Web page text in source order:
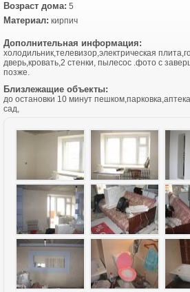
Возраст дома: 5
Материал: кирпич
Дополнительная информация:
холодильник,телевизор,электрическая
дверь,кровать,2 стенки, пылесос .фото с
позже.
Близлежащие объекты:
до остановки 10 минут
сад,